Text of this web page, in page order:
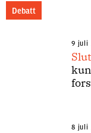
Debatt
9 juli
8 juli